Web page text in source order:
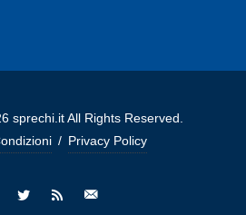
sprechi.it All Rights Reserved.
/ Privacy Policy